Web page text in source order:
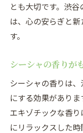
とも大切です。渋
は、心の安らぎと
す。
シーシャの香りが
シーシャの香りは
にする効果があり
エキゾチックな香
にリラックスした